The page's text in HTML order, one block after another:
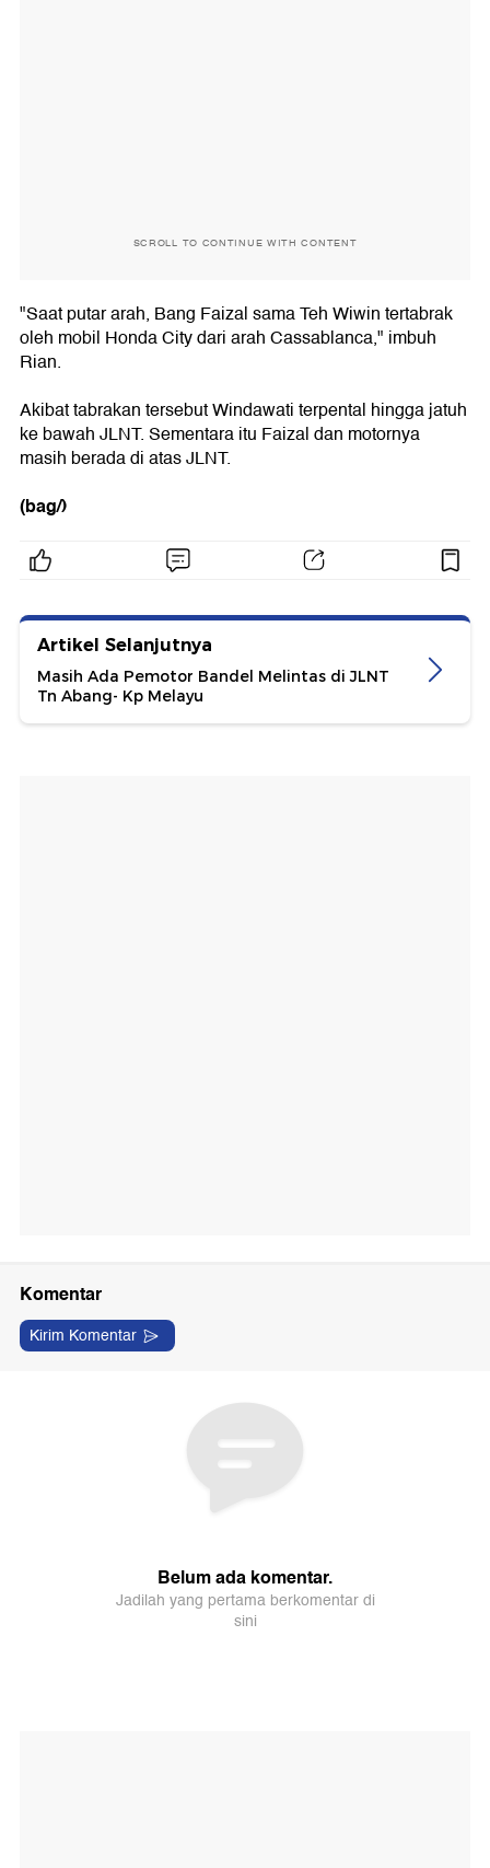
SCROLL TO CONTINUE WITH CONTENT
"Saat putar arah, Bang Faizal sama Teh Wiwin tertabrak
oleh mobil Honda City dari arah Cassablanca," imbuh
Rian.
Akibat tabrakan tersebut Windawati terpental hingga jatuh
ke bawah JLNT. Sementara itu Faizal dan motornya
masih berada di atas JLNT.
(bag/)
Artikel Selanjutnya
Masih Ada Pemotor Bandel Melintas di JLNT
Tn Abang- Kp Melayu